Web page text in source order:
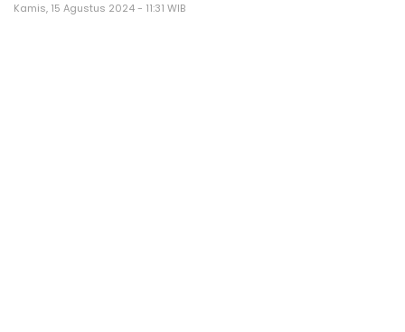
Kamis, 15 Agustus 2024 - 11:31 WIB